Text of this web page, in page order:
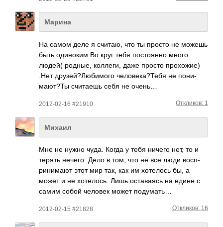
Марина
На самом деле я считаю, что ты просто не можешь
быть один­оким­.Во круг тебя пост­оянно много
людей( родные, колл­еги, даже просто прох­ожие)
.Нет друз­ей?Л­юбим­ого чело­века­?Тебя не пони­
мают­?Ты счит­аешь себя не очень…
2012-02-16 #21910 Откликов: 1
Михаил
Мне не нужно чуда. Когда у тебя ничего нет, то и
терять нечего. Дело в том, что не все люди восп­
рини­мают этот мир так, как им хоте­лось бы, а
может и не хоте­лось. Лишь оста­ваясь на едине с
самим собой человек может поду­мать…
2012-02-15 #21828 Откликов: 16